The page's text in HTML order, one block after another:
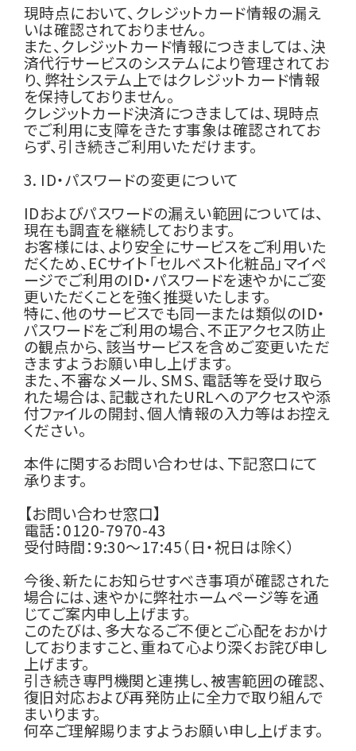
現時点において、クレジットカード情報の漏え
いは確認されておりません。
また、クレジットカード情報につきましては、決
済代行サービスのシステムにより管理されてお
り、弊社システム上ではクレジットカード情報
を保持しておりません。
クレジットカード決済につきましては、現時点
でご利用に支障をきたす事象は確認されてお
らず、引き続きご利用いただけます。
3. ID・パスワードの変更について
IDおよびパスワードの漏えい範囲については、
現在も調査を継続しております。
お客様には、より安全にサービスをご利用いた
だくため、ECサイト「セルベスト化粧品」マイペ
ージでご利用のID・パスワードを速やかにご変
更いただくことを強く推奨いたします。
特に、他のサービスでも同一または類似のID・
パスワードをご利用の場合、不正アクセス防止
の観点から、該当サービスを含めご変更いただ
きますようお願い申し上げます。
また、不審なメール、SMS、電話等を受け取ら
れた場合は、記載されたURLへのアクセスや添
付ファイルの開封、個人情報の入力等はお控え
ください。
本件に関するお問い合わせは、下記窓口にて
承ります。
【お問い合わせ窓口】
電話：0120-7970-43
受付時間：9:30～17:45（日・祝日は除く）
今後、新たにお知らせすべき事項が確認された
場合には、速やかに弊社ホームページ等を通
じてご案内申し上げます。
このたびは、多大なるご不便とご心配をおかけ
しておりますこと、重ねて心より深くお詫び申し
上げます。
引き続き専門機関と連携し、被害範囲の確認、
復旧対応および再発防止に全力で取り組んで
まいります。
何卒ご理解賜りますようお願い申し上げます。